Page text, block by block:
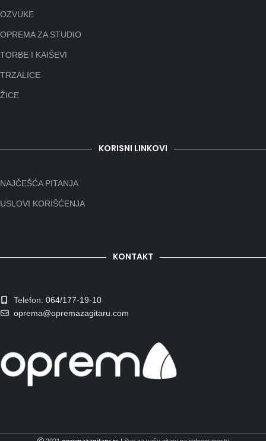
OZVUKE
OPREMA ZA STUDIO
TORBE I KAIŠEVI
TRZALICE
ŽICE
KORISNI LINKOVI
NAJČEŠĆA PITANJA
USLOVI KORIŠĆENJA
KONTAKT
Telefon: 064/177-19-10
oprema@opremazagitaru.com